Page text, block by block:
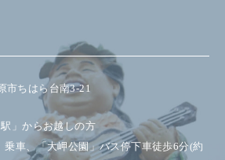
ちはら台南3-21
」からお越しの方
乗車、「大岬公園」バス停下車徒歩6分(約